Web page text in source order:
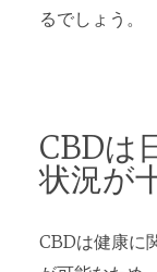
るでしょう。
CBDは
状況が
CBDは健康に